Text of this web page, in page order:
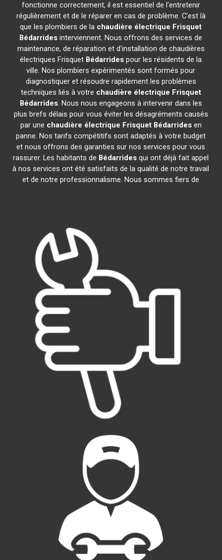
fonctionne correctement, il est essentiel de l'entretenir
régulièrement et de le réparer en cas de problème. C'est là
que les plombiers de la chaudière électrique Frisquet
Bédarrides interviennent. Nous offrons des services de
maintenance, de réparation et d'installation de chaudières
électriques Frisquet Bédarrides pour les résidents de la
ville. Nos plombiers expérimentés sont formés pour
diagnostiquer et résoudre rapidement les problèmes
techniques liés à votre chaudière électrique Frisquet
Bédarrides. Nous nous engageons à intervenir dans les
plus brefs délais pour vous éviter les désagréments causés
par une chaudière électrique Frisquet Bédarridesen
panne. Nos tarifs compétitifs sont adaptés à votre budget
et nous offrons des garanties sur nos services pour vous
rassurer. Les habitants de Bédarrides qui ont déjà fait appel
à nos services ont été satisfaits de la qualité de notre travail
et de notre professionnalisme. Nous sommes fiers de